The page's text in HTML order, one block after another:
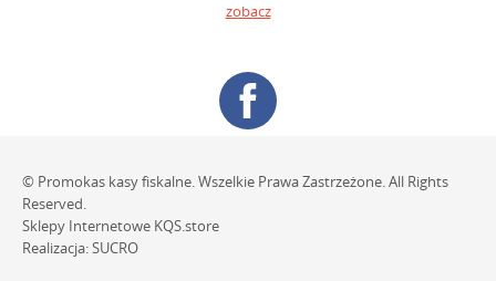
zobacz
© Promokas kasy fiskalne. Wszelkie Prawa Zastrzeżone. All Rights
Reserved.
Sklepy Internetowe KQS.store
Realizacja:SUCRO